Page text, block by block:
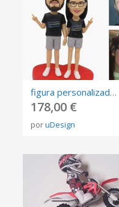
figura personalizada de fotos, 3D retrato Biscuit, muñeca de arte mini me personalizada
178,00 €
poruDesign